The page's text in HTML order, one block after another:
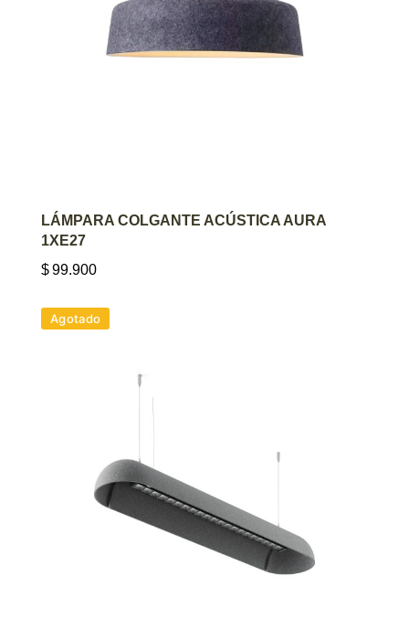
AGREGAR AL CARRITO
LÁMPARA COLGANTE ACÚSTICA AURA
1XE27
$99.900
Agotado